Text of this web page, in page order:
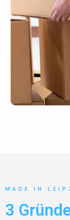
MADE IN
3